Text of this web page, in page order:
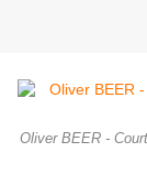
Oliver BEER -